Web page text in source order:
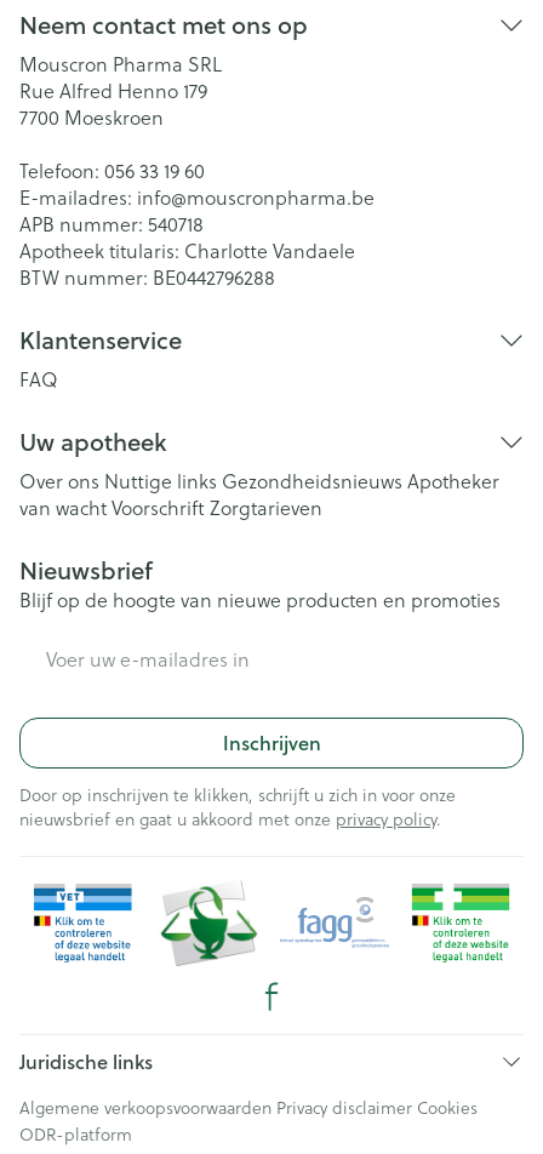
Neem contact met ons op
Mouscron Pharma SRL
Rue Alfred Henno 179
7700 Moeskroen
Telefoon: 056 33 19 60
E-mailadres: info@mouscronpharma.be
APB nummer: 540718
Apotheek titularis: Charlotte Vandaele
BTW nummer: BE0442796288
Klantenservice
FAQ
Uw apotheek
Over ons Nuttige links Gezondheidsnieuws Apotheker
van wachtVoorschriftZorgtarieven
Nieuwsbrief
Blijf op de hoogte van nieuwe producten en promoties
Inschrijven
Door op inschrijven te klikken, schrijft u zich in voor onze
nieuwsbrief en gaat u akkoord met onze privacy policy.
Juridische links
Algemene verkoopsvoorwaarden Privacy disclaimer Cookies
ODR-platform